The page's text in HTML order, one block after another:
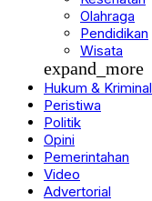
Olahraga
Pendidikan
Wisata
expand_more
Hukum & Kriminal
Peristiwa
Politik
Opini
Pemerintahan
Video
Advertorial